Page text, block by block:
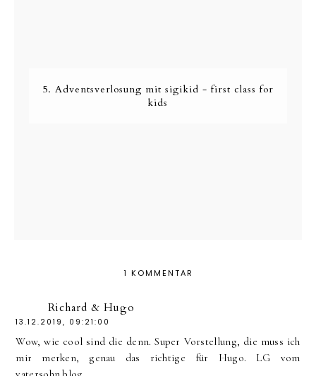
5. Adventsverlosung mit sigikid - first class for
kids
1 KOMMENTAR
Richard & Hugo
13.12.2019, 09:21:00
Wow, wie cool sind die denn. Super Vorstellung, die muss ich
mir merken, genau das richtige für Hugo. LG vom